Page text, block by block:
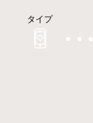
タイプ